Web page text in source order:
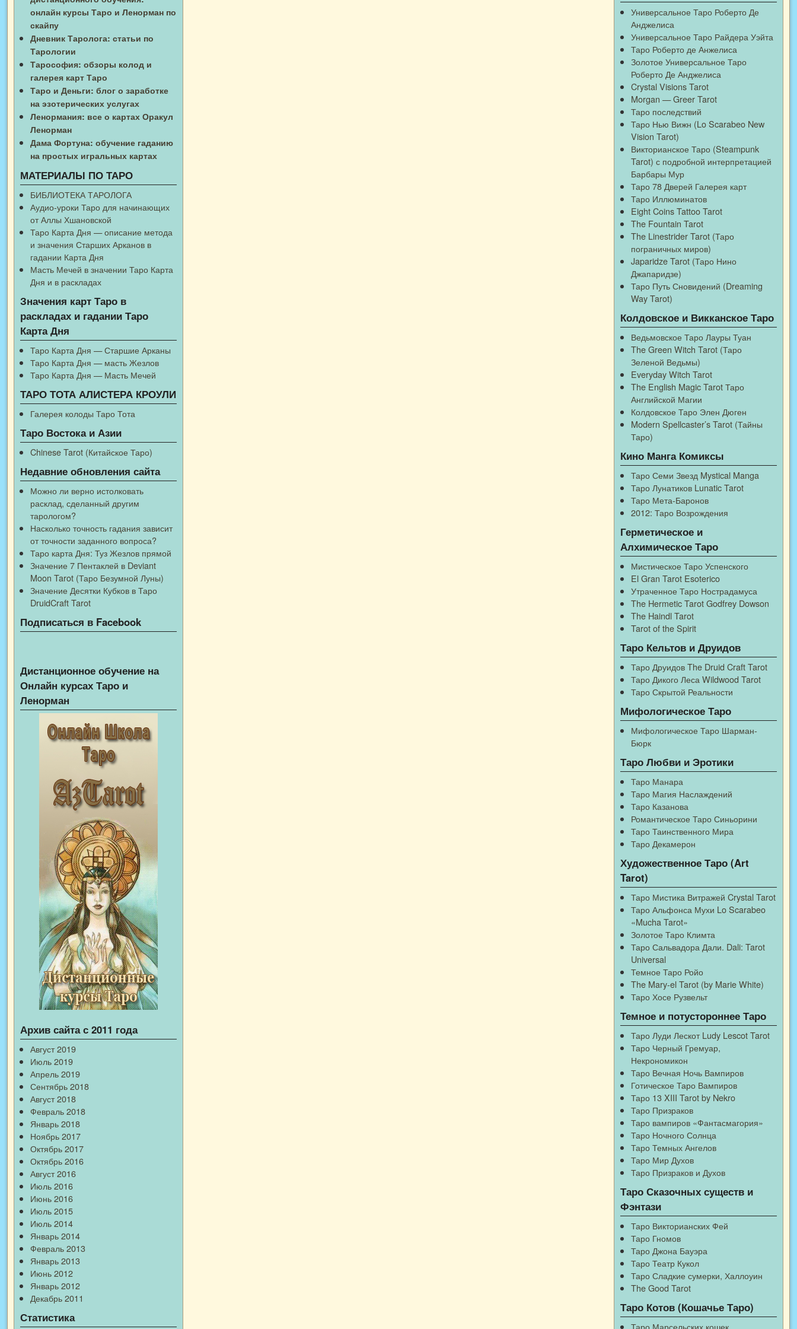
онлайн курсы Таро и Ленорман по
скайпу
Дневник Таролога: статьи по
Тарологии
Тарософия: обзоры колод и
галерея карт Таро
Таро и Деньги: блог о заработке
на эзотерических услугах
Ленормания: все о картах Оракул
Ленорман
Дама Фортуна: обучение гаданию
на простых игральных картах
МАТЕРИАЛЫ ПО ТАРО
БИБЛИОТЕКА ТАРОЛОГА
Аудио-уроки Таро для начинающих
от Аллы Хшановской
Таро Карта Дня — описание метода
и значения Старших Арканов в
гадании Карта Дня
Масть Мечей в значении Таро Карта
Дня и в раскладах
Значения карт Таро в
раскладах и гадании Таро
Карта Дня
Таро Карта Дня — Старшие Арканы
Таро Карта Дня — масть Жезлов
Таро Карта Дня — Масть Мечей
ТАРО ТОТА АЛИСТЕРА КРОУЛИ
Галерея колоды Таро Тота
Таро Востока и Азии
Chinese Tarot (Китайское Таро)
Недавние обновления сайта
Можно ли верно истолковать
расклад, сделанный другим
тарологом?
Насколько точность гадания зависит
от точности заданного вопроса?
Таро карта Дня: Туз Жезлов прямой
Значение 7 Пентаклей в Deviant
Moon Tarot (Таро Безумной Луны)
Значение Десятки Кубков в Таро
DruidCraft Tarot
Подписаться в Facebook
Дистанционное обучение на
Онлайн курсах Таро и
Ленорман
Архив сайта с 2011 года
Август 2019
Июль 2019
Апрель 2019
Сентябрь 2018
Август 2018
Февраль 2018
Январь 2018
Ноябрь 2017
Октябрь 2017
Октябрь 2016
Август 2016
Июль 2016
Июнь 2016
Июль 2015
Июль 2014
Январь 2014
Февраль 2013
Январь 2013
Июнь 2012
Январь 2012
Декабрь 2011
Статистика
Универсальное Таро Роберто Де
Анджелиса
Универсальное Таро Райдера Уэйта
Таро Роберто де Анжелиса
Золотое Универсальное Таро
Роберто Де Анджелиса
Crystal Visions Tarot
Morgan — Greer Tarot
Таро последствий
Таро Нью Вижн (Lo Scarabeo New
Vision Tarot)
Викторианское Таро (Steampunk
Tarot) с подробной интерпретацией
Барбары Мур
Таро 78 Дверей Галерея карт
Таро Иллюминатов
Eight Coins Tattoo Tarot
The Fountain Tarot
The Linestrider Tarot (Таро
пограничных миров)
Japaridze Tarot (Таро Нино
Джапаридзе)
Таро Путь Сновидений (Dreaming
Way Tarot)
Колдовское и Викканское Таро
Ведьмовское Таро Лауры Туан
The Green Witch Tarot (Таро
Зеленой Ведьмы)
Everyday Witch Tarot
The English Magic Tarot Таро
Английской Магии
Колдовское Таро Элен Дюген
Modern Spellcaster’s Tarot (Тайны
Таро)
Кино Манга Комиксы
Таро Семи Звезд Mystical Manga
Таро Лунатиков Lunatic Tarot
Таро Мета-Баронов
2012: Таро Возрождения
Герметическое и
Алхимическое Таро
Мистическое Таро Успенского
El Gran Tarot Esoterico
Утраченное Таро Нострадамуса
The Hermetic Tarot Godfrey Dowson
The Haindl Tarot
Tarot of the Spirit
Таро Кельтов и Друидов
Таро Друидов The Druid Craft Tarot
Таро Дикого Леса Wildwood Tarot
Таро Скрытой Реальности
Мифологическое Таро
Мифологическое Таро Шарман-
Бюрк
Таро Любви и Эротики
Таро Манара
Таро Магия Наслаждений
Таро Казанова
Романтическое Таро Синьорини
Таро Таинственного Мира
Таро Декамерон
Художественное Таро (Art
Tarot)
Таро Мистика Витражей Crystal Tarot
Таро Альфонса Мухи Lo Scarabeo
«Mucha Tarot»
Золотое Таро Климта
Таро Сальвадора Дали. Dali: Tarot
Universal
Темное Таро Ройо
The Mary-el Tarot (by Marie White)
Таро Хосе Рузвельт
Темное и потустороннее Таро
Таро Луди Лескот Ludy Lescot Tarot
Таро Черный Гремуар,
Некрономикон
Таро Вечная Ночь Вампиров
Готическое Таро Вампиров
Таро 13 XIII Tarot by Nekro
Таро Призраков
Таро вампиров «Фантасмагория»
Таро Ночного Солнца
Таро Темных Ангелов
Таро Мир Духов
Таро Призраков и Духов
Таро Сказочных существ и
Фэнтази
Таро Викторианских Фей
Таро Гномов
Таро Джона Бауэра
Таро Театр Кукол
Таро Сладкие сумерки, Халлоуин
The Good Tarot
Таро Котов (Кошачье Таро)
Таро Марсельских кошек